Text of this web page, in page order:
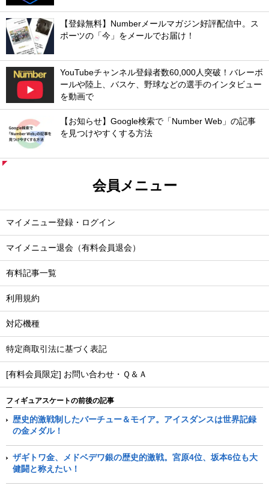
【登録無料】Numberメールマガジン好評配信中。ス
ポーツの「今」をメールでお届け！
YouTubeチャンネル登録者数60,000人突破！バレーボ
ールや陸上、バスケ、野球などの選手のインタビュー
を動画で
【お知らせ】Google検索で「Number Web」の記事
を見つけやすくする方法
会員メニュー
マイメニュー登録・ログイン
マイメニュー退会（有料会員退会）
有料記事一覧
利用規約
対応機種
特定商取引法に基づく表記
[有料会員限定] お問い合わせ・Ｑ＆Ａ
フィギュアスケートの前後の記事
歴史的激戦制したバーチュー＆モイア。アイスダンスは世界記録
の金メダル！
ザギトワ金、メドベデワ銀の歴史的激戦。宮原4位、坂本6位も大
健闘と称えたい！